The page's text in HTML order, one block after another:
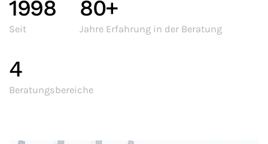
1998
Seit
80+
Jahre Erfahrung in der Beratung
4
Beratungsbereiche